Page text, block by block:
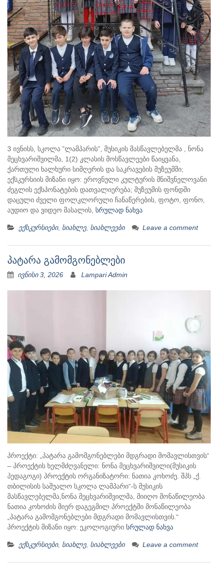
3 ივნისს, სკოლა ”ლამპარის”, მუსიკის მასწავლებელმა , ნონა
მეცხვარიშვილმა, 1(2) კლასის მოსწავლეები წაიყვანა,
ქართული ხალხური სიმღერის და საკრავების მუზეუმში;
ექსკურსიის მიზანი იყო: ეროვნული კულტურის მნიშვნელოვანი
ძეგლის ექსპონატების დათვალიერება; მუზეუმის ფონდში
დაცული ძველი ფოლკლორული ჩანაწერების, ფოტო, ფონო,
აუდიო და ვიდეო მასალის, სრულად ნახვა
ექსკურსიები, სიახლე, სიახლეები Leave a comment
პატარა გამომგონებლები
ივნისი 3, 2026 Lampari Admin
პროექტი: „პატარა გამომგონებლები მდგრადი მომავლისთვის“
– პროექტის ხელმძღვანელი: ნონა მეცხვარიშვილი(მუსიკის
პედაგოგი) პროექტის ორგანიზატორი: ნათია კოხოძე. შპს „ქ.
თბილისის საშუალო სკოლა ლამპარი“-ს მუსიკის
მასწავლებელმა,ნონა მეცხვარიშვილმა, მიიღო მონაწილეობა
ნათია კოხოძის მიერ დაგეგმილ პროექტში მონაწილეობა
„პატარა გამომგონებლები მდგრადი მომავლისთვის.“
პროექტის მიზანი იყო: ეკოლოგიური სრულად ნახვა
ექსკურსიები, სიახლე, სიახლეები Leave a comment